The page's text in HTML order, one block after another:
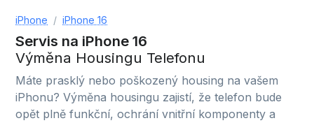
iPhone iPhone 16
Servis na iPhone 16
Výměna Housingu Telefonu
Máte prasklý nebo poškozený housing na vašem
iPhonu? Výměna housingu zajistí, že telefon bude
opět plně funkční, ochrání vnitřní komponenty a